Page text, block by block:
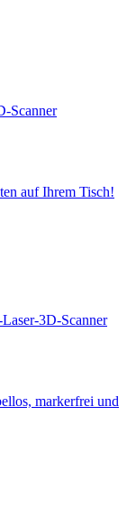
Scanner
auf Ihrem Tisch!
3D-Scanner
markerfrei und